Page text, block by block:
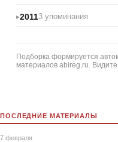
20113 упоминания
Подборка формируется
материалов abireg.ru.
ПОСЛЕДНИЕ МАТЕРИАЛЫ
7 февраля